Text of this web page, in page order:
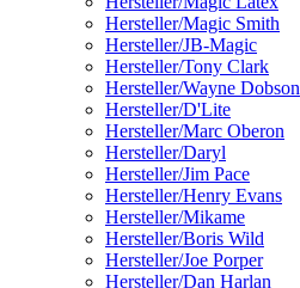
Hersteller/Magic Smith
Hersteller/JB-Magic
Hersteller/Tony Clark
Hersteller/Wayne Dobson
Hersteller/D'Lite
Hersteller/Marc Oberon
Hersteller/Daryl
Hersteller/Jim Pace
Hersteller/Henry Evans
Hersteller/Mikame
Hersteller/Boris Wild
Hersteller/Joe Porper
Hersteller/Dan Harlan